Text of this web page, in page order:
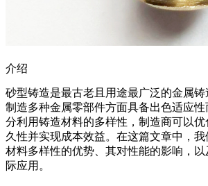
介绍
砂型铸造是最古老且用途最广泛的金属铸
制造多种金属零部件方面具备出色适应
分利用铸造材料的多样性，制造商可以
久性并实现成本效益。在这篇文章中，
材料多样性的优势、其对性能的影响，
际应用。